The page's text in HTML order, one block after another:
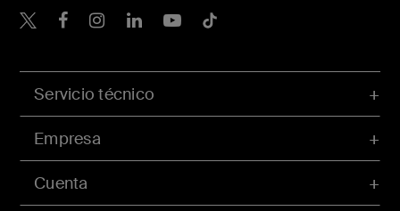
Cuenta
Servicio técnico
Empresa
Belkin Twitter